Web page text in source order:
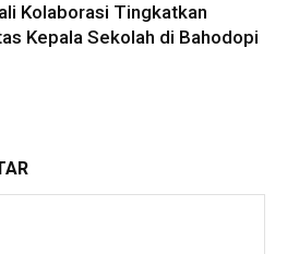
Kolaborasi Tingkatkan
Kepala Sekolah di Bahodopi